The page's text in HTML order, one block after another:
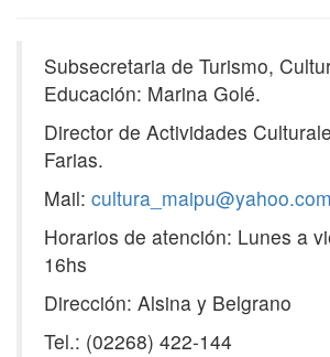
Subsecretaria de Turismo,
Educación: Marina Golé.
Director de Actividades
Farias.
Mail:
Horarios de atención: Lunes a
16hs
Dirección: Alsina y Belgrano
Tel.: (02268) 422-144